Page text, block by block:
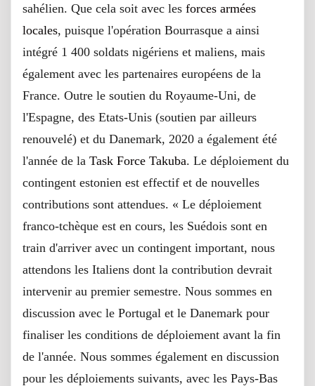
sahélien. Que cela soit avec les forces armées
locales, puisque l'opération Bourrasque a ainsi
intégré 1 400 soldats nigériens et maliens, mais
également avec les partenaires européens de la
France. Outre le soutien du Royaume-Uni, de
l'Espagne, des Etats-Unis (soutien par ailleurs
renouvelé) et du Danemark, 2020 a également été
l'année de la Task Force Takuba. Le déploiement du
contingent estonien est effectif et de nouvelles
contributions sont attendues. « Le déploiement
franco-tchèque est en cours, les Suédois sont en
train d'arriver avec un contingent important, nous
attendons les Italiens dont la contribution devrait
intervenir au premier semestre. Nous sommes en
discussion avec le Portugal et le Danemark pour
finaliser les conditions de déploiement avant la fin
de l'année. Nous sommes également en discussion
pour les déploiements suivants, avec les Pays-Bas